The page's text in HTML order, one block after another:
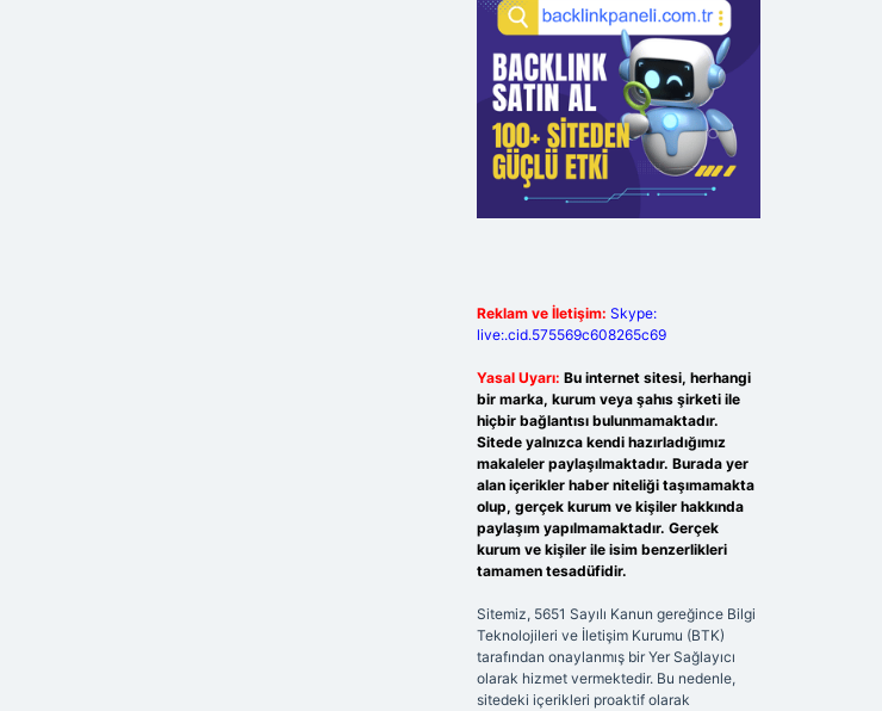
Reklam ve İletişim: Skype:
live:.cid.575569c608265c69
Yasal Uyarı: Bu internet sitesi, herhangi
bir marka, kurum veya şahıs şirketi ile
hiçbir bağlantısı bulunmamaktadır.
Sitede yalnızca kendi hazırladığımız
makaleler paylaşılmaktadır. Burada yer
alan içerikler haber niteliği taşımamakta
olup, gerçek kurum ve kişiler hakkında
paylaşım yapılmamaktadır. Gerçek
kurum ve kişiler ile isim benzerlikleri
tamamen tesadüfidir.
Sitemiz, 5651 Sayılı Kanun gereğince Bilgi
Teknolojileri ve İletişim Kurumu (BTK)
tarafından onaylanmış bir Yer Sağlayıcı
olarak hizmet vermektedir. Bu nedenle,
sitedeki içerikleri proaktif olarak